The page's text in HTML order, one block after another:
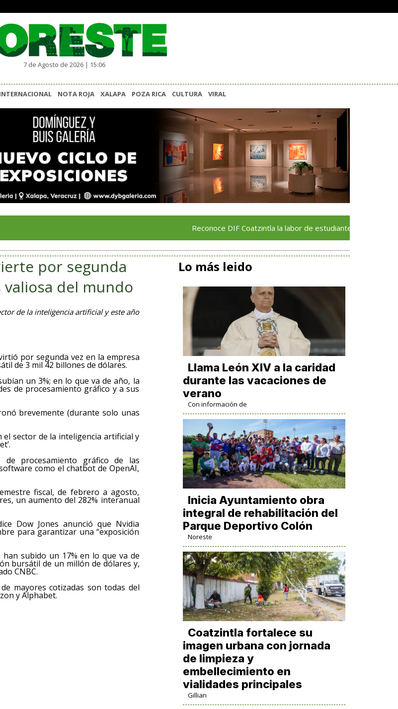
7 de Agosto de 2026 | 15:06
INTERNACIONAL NOTA ROJA XALAPA POZA RICA CULTURA VIRAL
Reconoce DIF Coatzintla la labor de estudiantes de la Universidad
por segunda
valiosa del mundo
de la inteligencia artificial y este año
por segunda vez en la empresa
de 3 mil 42 billones de dólares.
un 3%; en lo que va de año, la
de procesamiento gráfico y a sus
brevemente (durante solo unas
el sector de la inteligencia artificial y
procesamiento gráfico de las
como el chatbot de OpenAI,
fiscal, de febrero a agosto,
un aumento del 282% interanual
Dow Jones anunció que Nvidia
para garantizar una “exposición
subido un 17% en lo que va de
bursátil de un millón de dólares y,
CNBC.
mayores cotizadas son todas del
y Alphabet.
Lo más leido
Llama León XIV a la caridad
durante las vacaciones de
verano
Con información de
Inicia Ayuntamiento obra
integral de rehabilitación del
Parque Deportivo Colón
Noreste
Coatzintla fortalece su
imagen urbana con jornada
de limpieza y
embellecimiento en
vialidades principales
Gillian